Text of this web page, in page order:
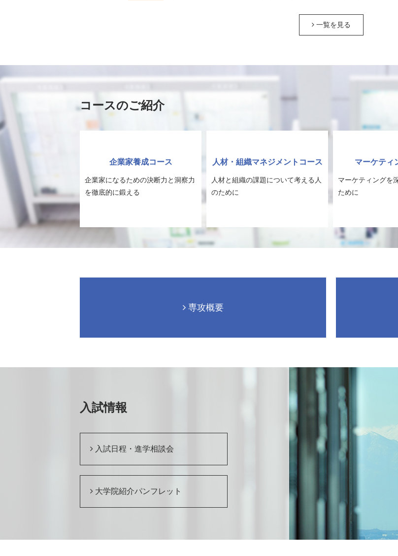
一覧を見る
コースのご紹介
企業家養成コース
企業家になるための決断力と洞察力
を徹底的に鍛える
人材・組織マネジメントコース
人材と組織の課題について考える人
のために
マーケティ
マーケティングを
ために
専攻概要
入試情報
入試日程・進学相談会
大学院紹介パンフレット